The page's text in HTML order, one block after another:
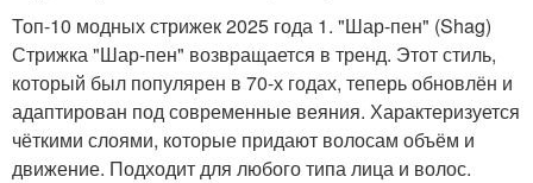
Топ-10 модных стрижек 2025 года 1. "Шар-пен" (Shag)
Стрижка "Шар-пен" возвращается в тренд. Этот стиль,
который был популярен в 70-х годах, теперь обновлён и
адаптирован под современные веяния. Характеризуется
чёткими слоями, которые придают волосам объём и
движение. Подходит для любого типа лица и волос.